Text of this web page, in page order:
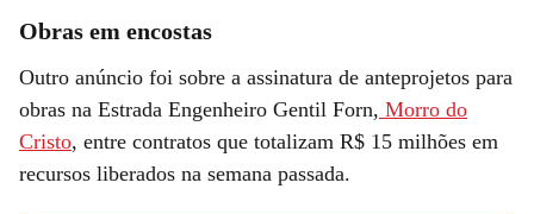
Obras em encostas
Outro anúncio foi sobre a assinatura de anteprojetos para
obras na Estrada Engenheiro Gentil Forn, Morro do
Cristo, entre contratos que totalizam R$ 15 milhões em
recursos liberados na semana passada.